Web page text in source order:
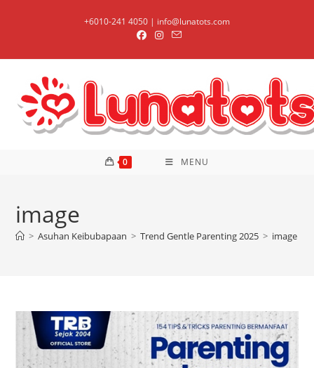
+6010-241 4050 | info@lunatots.com
0 MENU
image
> Asuhan Keibubapaan > Trend Gentle Parenting 2025 > image